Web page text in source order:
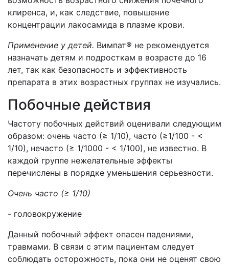
клиренса, и, как следствие, повышение
концентрации лакосамида в плазме крови.
Применение у детей. Вимпат® не рекомендуется
назначать детям и подросткам в возрасте до 16
лет, так как безопасность и эффективность
препарата в этих возрастных группах не изучались.
Побочные действия
Частоту побочных действий оценивали следующим
образом: очень часто (≥ 1/10), часто (≥1/100 - <
1/10), нечасто (≥ 1/1000 - < 1/100), не известно. В
каждой группе нежелательные эффекты
перечислены в порядке уменьшения серьезности.
Очень часто (≥ 1/10)
- головокружение
Данный побочный эффект опасен падениями,
травмами. В связи с этим пациентам следует
соблюдать осторожность, пока они не оценят свою